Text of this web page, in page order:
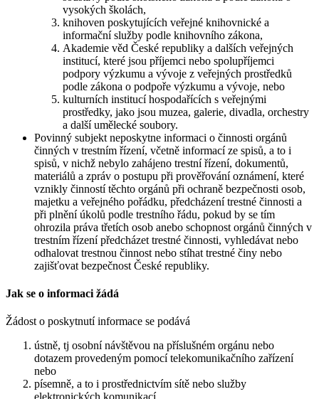
vysokých školách,
knihoven poskytujících veřejné knihovnické a
informační služby podle knihovního zákona,
Akademie věd České republiky a dalších veřejných
institucí, které jsou příjemci nebo spolupříjemci
podpory výzkumu a vývoje z veřejných prostředků
podle zákona o podpoře výzkumu a vývoje, nebo
kulturních institucí hospodařících s veřejnými
prostředky, jako jsou muzea, galerie, divadla, orchestry
a další umělecké soubory.
Povinný subjekt neposkytne informaci o činnosti orgánů
činných v trestním řízení, včetně informací ze spisů, a to i
spisů, v nichž nebylo zahájeno trestní řízení, dokumentů,
materiálů a zpráv o postupu při prověřování oznámení, které
vznikly činností těchto orgánů při ochraně bezpečnosti osob,
majetku a veřejného pořádku, předcházení trestné činnosti a
při plnění úkolů podle trestního řádu, pokud by se tím
ohrozila práva třetích osob anebo schopnost orgánů činných v
trestním řízení předcházet trestné činnosti, vyhledávat nebo
odhalovat trestnou činnost nebo stíhat trestné činy nebo
zajišťovat bezpečnost České republiky.
Jak se o informaci žádá
Žádost o poskytnutí informace se podává
ústně, tj osobní návštěvou na příslušném orgánu nebo
dotazem provedeným pomocí telekomunikačního zařízení
nebo
písemně, a to i prostřednictvím sítě nebo služby